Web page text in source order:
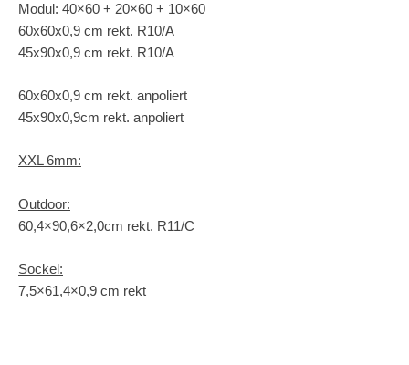
Modul: 40×60 + 20×60 + 10×60
60x60x0,9 cm rekt. R10/A
45x90x0,9 cm rekt. R10/A
60x60x0,9 cm rekt. anpoliert
45x90x0,9cm rekt. anpoliert
XXL 6mm:
Outdoor:
60,4×90,6×2,0cm rekt. R11/C
Sockel:
7,5×61,4×0,9 cm rekt